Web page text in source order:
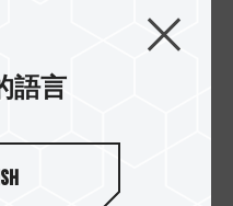
用等高效儲存解決
；十銓科技揚名國
本月亦有旗下四款
計大獎，涵蓋電競
語言